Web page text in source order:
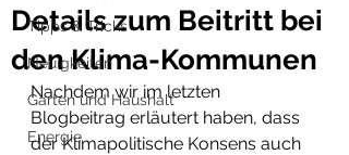
Tipps & Tricks
Neuigkeiten
Garten und Haushalt
Energie
Details zum Beitritt bei
den Klima-Kommunen
Nachdem wir im letzten
Blogbeitrag erläutert haben, dass
der Klimapolitische Konsens auch